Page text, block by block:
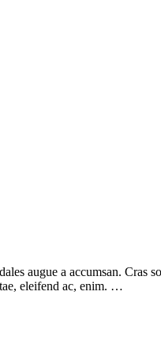
augue a accumsan.
eleifend ac, enim. …